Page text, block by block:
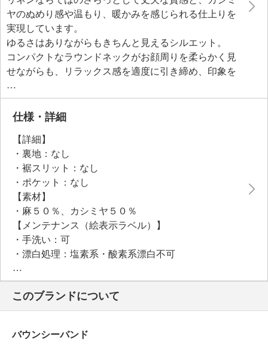
ヤのぬめり感や温もり、暖かみを感じられる仕上りを
実現しています。
ゆるさはありながらもきちんと見えるシルエット。
コンパクトなラウンドネックがお顔周りを柔らかく見
せながらも、リラックス感を適度に引き締め、印象を
整えてくれます。
肩線を落とし、ゆとりあるバストラインとショルダー
デザインで、モダンなシルエットを実現。
にくいように工夫しました。
ヘムラインは、緩やかなカーブをつけることで、柔ら
かな雰囲気を演出。
仕様・詳細
【詳細】
・裏地：なし
・裾スリット：なし
・ポケット：なし
【素材】
・麻５０％、カシミヤ５０％
【メンテナンス（絵表示ラベル）】
・手洗い：可
・漂白処理：塩素系・酸素系漂白不可
・タンブル乾燥：不可
・自然乾燥：日陰の平干し
・アイロン仕上げ：可（中温）
・ドライクリーニング：石油系ドライクリーニング可
【メンテナンス（ケアラベル）】
このブランドについて
バウンシーバンド